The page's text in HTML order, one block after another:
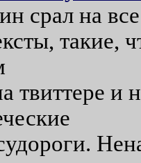
срал на
такие,
твиттере и